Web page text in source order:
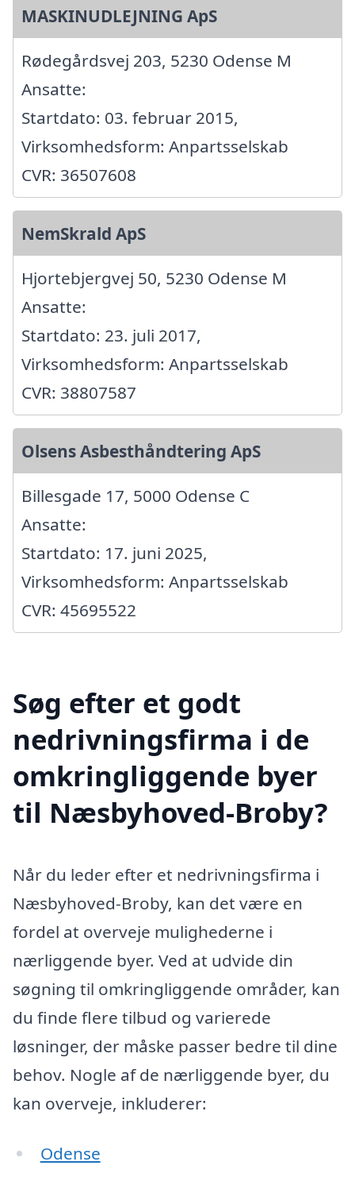
MASKINUDLEJNING ApS
Rødegårdsvej 203, 5230 Odense M
Ansatte:
Startdato: 03. februar 2015,
Virksomhedsform: Anpartsselskab
CVR: 36507608
NemSkrald ApS
Hjortebjergvej 50, 5230 Odense M
Ansatte:
Startdato: 23. juli 2017,
Virksomhedsform: Anpartsselskab
CVR: 38807587
Olsens Asbesthåndtering ApS
Billesgade 17, 5000 Odense C
Ansatte:
Startdato: 17. juni 2025,
Virksomhedsform: Anpartsselskab
CVR: 45695522
Søg efter et godt
nedrivningsfirma i de
omkringliggende byer
til Næsbyhoved-Broby?
Når du leder efter et nedrivningsfirma i
Næsbyhoved-Broby, kan det være en
fordel at overveje mulighederne i
nærliggende byer. Ved at udvide din
søgning til omkringliggende områder, kan
du finde flere tilbud og varierede
løsninger, der måske passer bedre til dine
behov. Nogle af de nærliggende byer, du
kan overveje, inkluderer:
Odense